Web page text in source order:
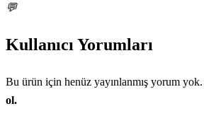
💬
Kullanıcı Yorumları
Bu ürün için henüz yayınlanmış yorum yok.
ol.